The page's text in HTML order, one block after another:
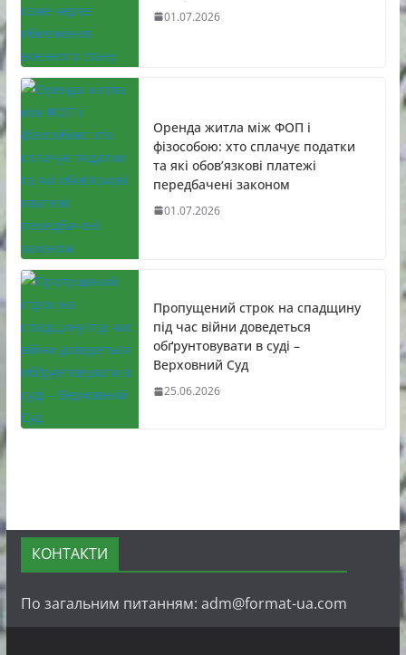
01.07.2026
Оренда житла між ФОП і
фізособою: хто сплачує податки
та які обов’язкові платежі
передбачені законом
01.07.2026
Пропущений строк на спадщину
під час війни доведеться
обґрунтовувати в суді –
Верховний Суд
25.06.2026
КОНТАКТИ
По загальним питанням: adm@format-ua.com